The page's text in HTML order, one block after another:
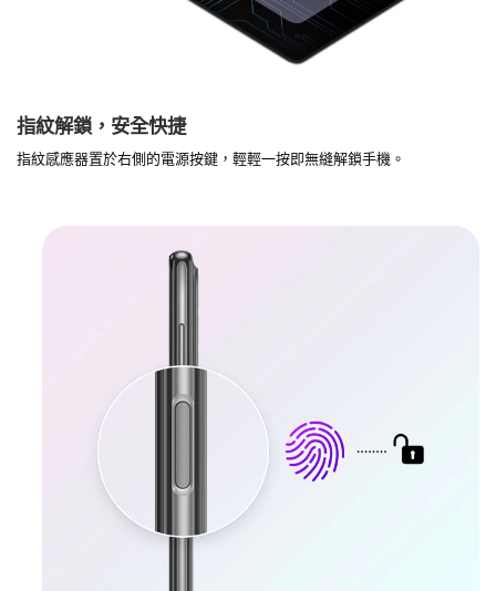
指紋解鎖，安全快捷
指紋感應器置於右側的電源按鍵，輕輕一按即無縫解鎖手機。